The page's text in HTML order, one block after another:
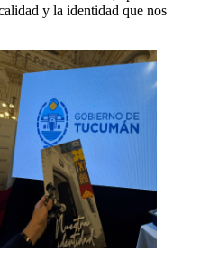
y la identidad que nos